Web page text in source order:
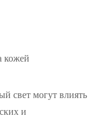
кожей
свет могут влиять
и